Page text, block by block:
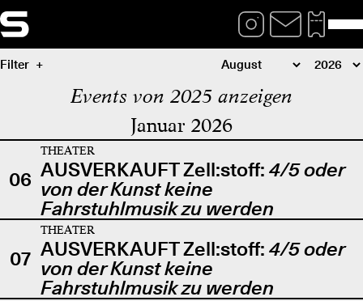
Filter
Events von 2025 anzeigen
Januar 2026
06
THEATER
AUSVERKAUFT Zell:stoff: 4/5 oder
von der Kunst keine
Fahrstuhlmusik zu werden
07
THEATER
AUSVERKAUFT Zell:stoff: 4/5 oder
von der Kunst keine
Fahrstuhlmusik zu werden